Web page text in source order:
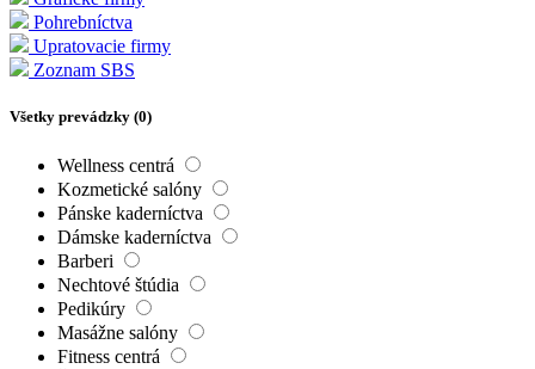
Pohrebníctva
Upratovacie firmy
Zoznam SBS
Všetky prevádzky (0)
Wellness centrá
Kozmetické salóny
Pánske kaderníctva
Dámske kaderníctva
Barberi
Nechtové štúdia
Pedikúry
Masážne salóny
Fitness centrá